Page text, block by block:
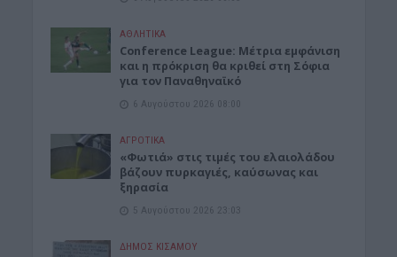
ΑΘΛΗΤΙΚΑ
Conference League: Μέτρια εμφάνιση
και η πρόκριση θα κριθεί στη Σόφια
για τον Παναθηναϊκό
6 Αυγούστου 2026 08:00
ΑΓΡΟΤΙΚΑ
«Φωτιά» στις τιμές του ελαιολάδου
βάζουν πυρκαγιές, καύσωνας και
ξηρασία
5 Αυγούστου 2026 23:03
ΔΉΜΟΣ ΚΙΣΆΜΟΥ